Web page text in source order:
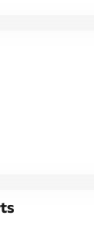
de tourisme